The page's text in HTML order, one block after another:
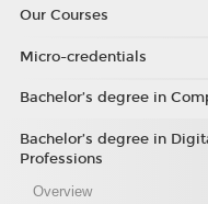
Our Courses
Micro-credentials
Bachelor’s degree in
Bachelor’s degree in
Professions
Overview